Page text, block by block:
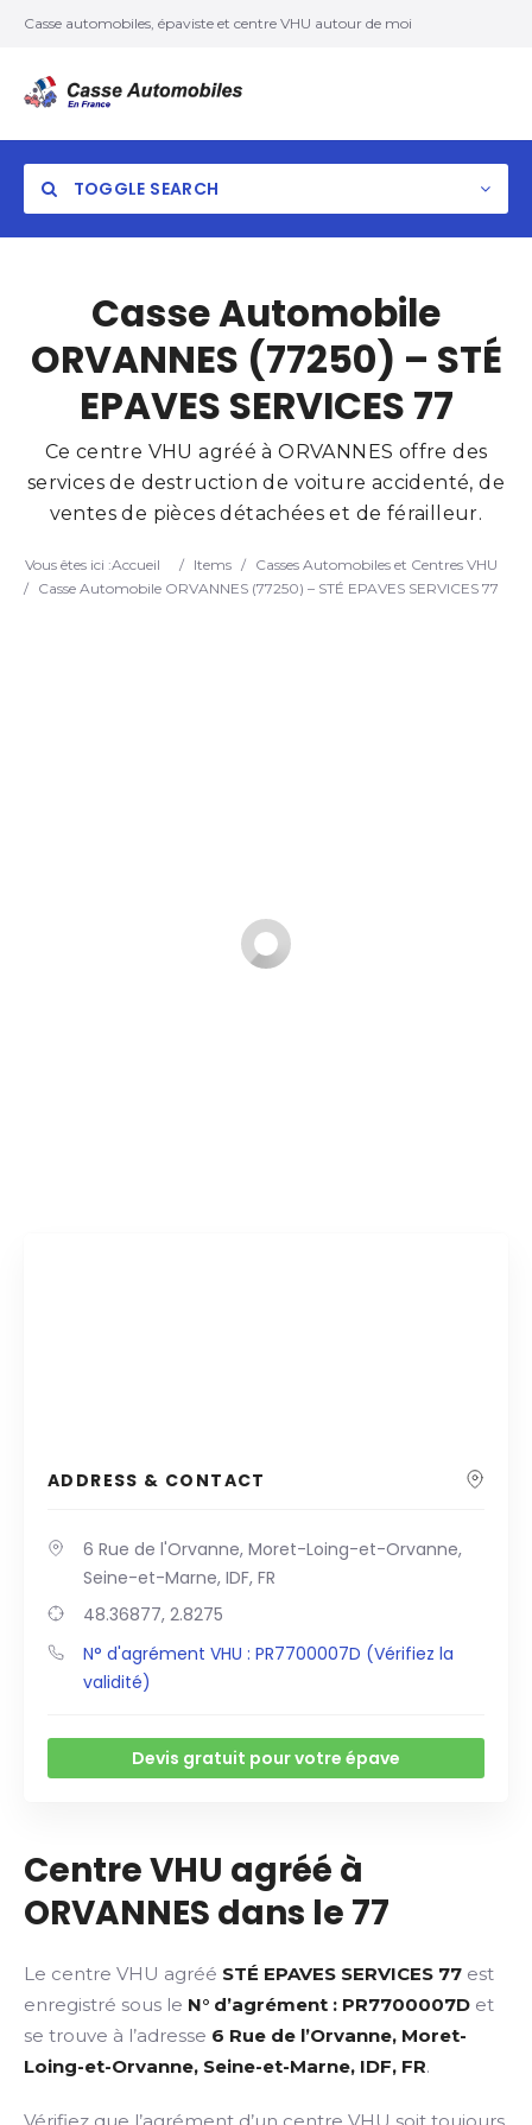
Casse automobiles, épaviste et centre VHU autour de moi
TOGGLE SEARCH
Search
Casse Automobile
ORVANNES (77250) – STÉ
EPAVES SERVICES 77
Ce centre VHU agréé à ORVANNES offre des
services de destruction de voiture accidenté, de
ventes de pièces détachées et de férailleur.
Vous êtes ici :Accueil / Items / Casses Automobiles et Centres VHU
/ Casse Automobile ORVANNES (77250) – STÉ EPAVES SERVICES 77
ADDRESS & CONTACT
6 Rue de l'Orvanne, Moret-Loing-et-Orvanne,
Seine-et-Marne, IDF, FR
48.36877, 2.8275
N° d'agrément VHU : PR7700007D (Vérifiez la
validité)
Devis gratuit pour votre épave
Centre VHU agréé à
ORVANNES dans le 77
Le centre VHU agréé STÉ EPAVES SERVICES 77 est
enregistré sous le N° d’agrément : PR7700007D et
se trouve à l’adresse 6 Rue de l’Orvanne, Moret-
Loing-et-Orvanne, Seine-et-Marne, IDF, FR.